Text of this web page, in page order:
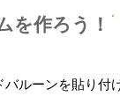
を作ろう！
ルーンを貼り